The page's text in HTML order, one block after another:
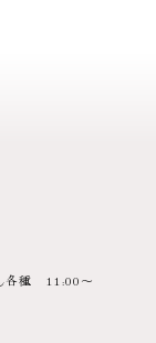
各種 11:00～